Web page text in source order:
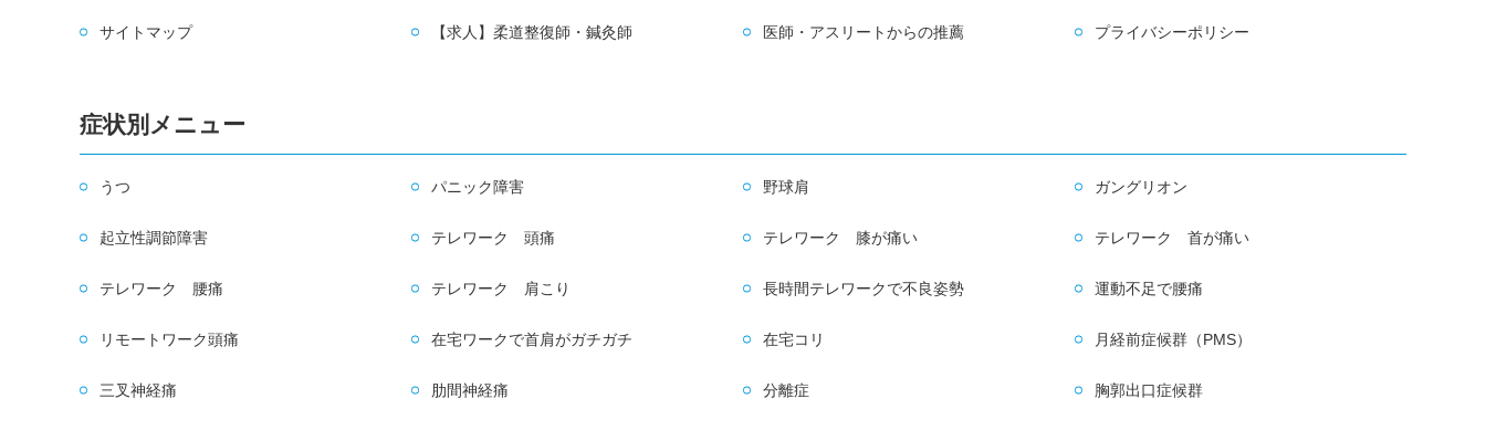
サイトマップ 【求人】柔道整復師・鍼灸師 医師・アスリートからの推薦 プライバシーポリシー
症状別メニュー
うつ パニック障害 野球肩 ガングリオン
起立性調節障害 テレワーク 頭痛 テレワーク 膝が痛い テレワーク 首が痛い
テレワーク 腰痛 テレワーク 肩こり 長時間テレワークで不良姿勢 運動不足で腰痛
リモートワーク頭痛 在宅ワークで首肩がガチガチ 在宅コリ 月経前症候群（PMS）
三叉神経痛 肋間神経痛 分離症 胸郭出口症候群